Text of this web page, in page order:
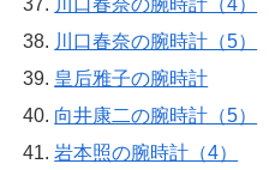
川口春奈の腕時計（5）
皇后雅子の腕時計
向井康二の腕時計（5）
岩本照の腕時計（4）